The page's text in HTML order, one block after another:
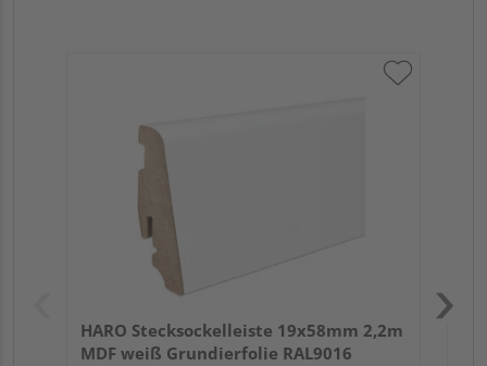
HARO Stecksockelleiste 19x58mm 2,2m
MDF weiß Grundierfolie RAL9016